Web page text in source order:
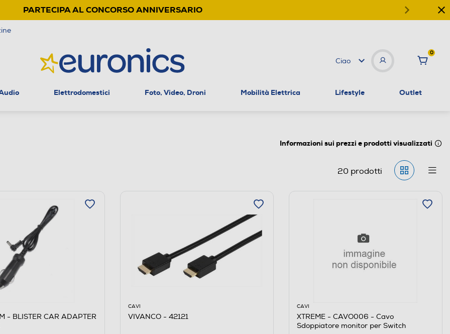
PARTECIPA AL CONCORSO ANNIVERSARIO
Ciao
0
Elettrodomestici Foto, Video, Droni Mobilità Elettrica Lifestyle Outlet
Informazioni sui prezzi e prodotti visualizzati
20 prodotti
- BLISTER CAR ADAPTER
CAVI
VIVANCO - 42121
CAVI
XTREME - CAVO006 - Cavo
Sdoppiatore monitor per Switch